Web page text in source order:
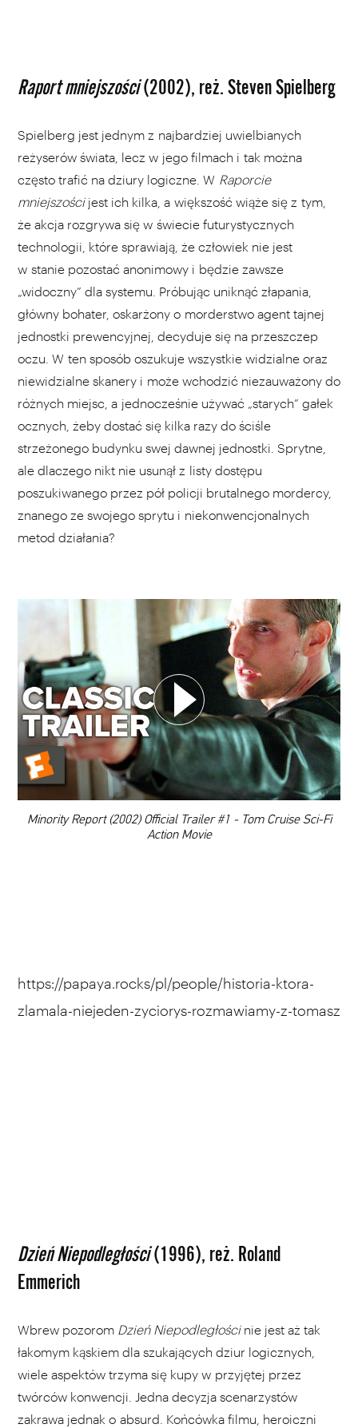
Raport mniejszości(2002), reż. Steven Spielberg
Spielberg jest jednym z najbardziej uwielbianych
reżyserów świata, lecz w jego filmach i tak można
często trafić na dziury logiczne. W Raporcie
mniejszościjest ich kilka, a większość wiąże się z tym,
że akcja rozgrywa się w świecie futurystycznych
technologii, które sprawiają, że człowiek nie jest
w stanie pozostać anonimowy i będzie zawsze
„widoczny” dla systemu. Próbując uniknąć złapania,
główny bohater, oskarżony o morderstwo agent tajnej
jednostki prewencyjnej, decyduje się na przeszczep
oczu. W ten sposób oszukuje wszystkie widzialne oraz
niewidzialne skanery i może wchodzić niezauważony do
różnych miejsc, a jednocześnie używać „starych” gałek
ocznych, żeby dostać się kilka razy do ściśle
strzeżonego budynku swej dawnej jednostki. Sprytne,
ale dlaczego nikt nie usunął z listy dostępu
poszukiwanego przez pół policji brutalnego mordercy,
znanego ze swojego sprytu i niekonwencjonalnych
metod działania?
00:00
Minority Report (2002) Official Trailer #1 - Tom Cruise Sci-Fi
Action Movie
WYBIERZ SWOJĄ PLAYLISTĘ
DODAJ TEN FILM DO PLAYLISTY
https://papaya.rocks/pl/people/historia-ktora-
zlamala-niejeden-zyciorys-rozmawiamy-z-tomasz
Dzień Niepodległości(1996), reż. Roland
Emmerich
Wbrew pozorom Dzień Niepodległościnie jest aż tak
łakomym kąskiem dla szukających dziur logicznych,
wiele aspektów trzyma się kupy w przyjętej przez
twórców konwencji. Jedna decyzja scenarzystów
zakrawa jednak o absurd. Końcówka filmu, heroiczni